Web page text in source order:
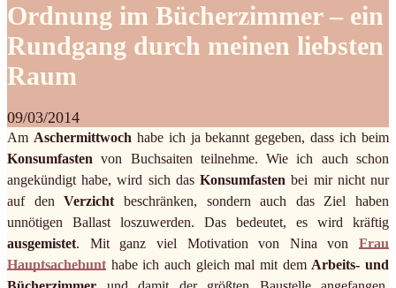
Ordnung im Bücherzimmer – ein
Rundgang durch meinen liebsten
Raum
09/03/2014
Am Aschermittwoch habe ich ja bekannt gegeben, dass ich beim
Konsumfasten von Buchsaiten teilnehme. Wie ich auch schon
angekündigt habe, wird sich dasKonsumfasten bei mir nicht nur
auf denVerzicht beschränken, sondern auch das Ziel haben
unnötigen Ballast loszuwerden. Das bedeutet, es wird kräftig
ausgemistet. Mit ganz viel Motivation von Nina von Frau
Hauptsachebunt habe ich auch gleich mal mit dem Arbeits- und